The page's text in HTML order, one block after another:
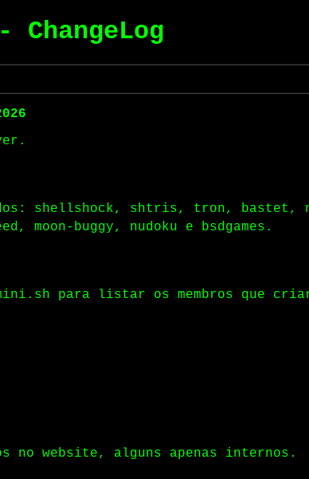
shellshock, shtris, tron, bastet,
moon-buggy, nudoku e bsdgames.
para listar os membros que
no website, alguns apenas internos.